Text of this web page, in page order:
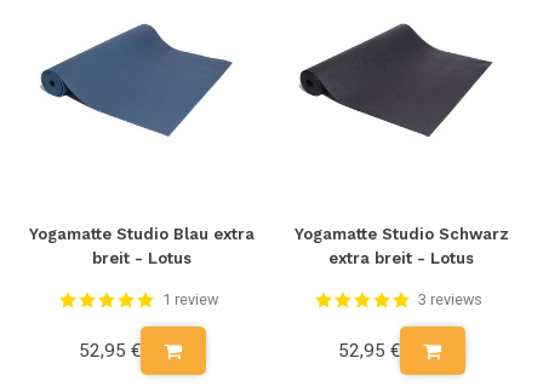
Yogamatte Studio Blau extra
breit - Lotus
1 review
52,95 €
Yogamatte Studio Schwarz
extra breit - Lotus
3 reviews
52,95 €